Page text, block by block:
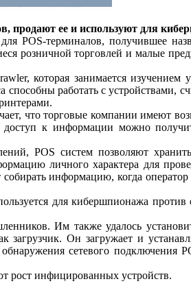
ее и используют для
POS-терминалов, получившее
розничной торговлей и малые
которая занимается изучением
способны работать с устройствами,
что торговые компании имеют
к информации можно
POS систем позволяют
личного характера для
информацию, когда оператор
для кибершпионажа против
Им также удалось
загрузчик. Он загружает и
сетевого подключения
рост инфицированных устройств.